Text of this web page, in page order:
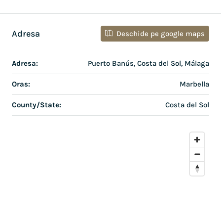
Adresa Deschide pe google maps
Adresa: Puerto Banús, Costa del Sol, Málaga
Oras: Marbella
County/State: Costa del Sol